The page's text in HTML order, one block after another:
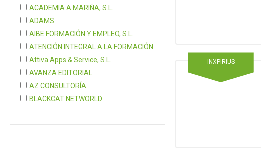
INXPIRIUS
ACADEMIA A MARIÑA, S.L.
ADAMS
AIBE FORMACIÓN Y EMPLEO, S.L.
ATENCIÓN INTEGRAL A LA FORMACIÓN
Attiva Apps & Service, S.L.
AVANZA EDITORIAL
AZ CONSULTORÍA
BLACKCAT NETWORLD
COGNITA PLUS, S.L.